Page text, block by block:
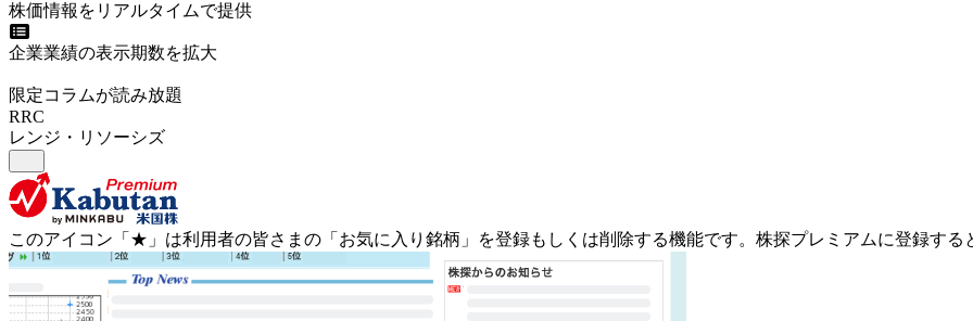
株価情報をリアルタイムで提供
企業業績の表示期数を拡大
限定コラムが読み放題
RRC
レンジ・リソーシズ
このアイコン 「★」 は利用者の皆さまの 「お気に入り銘柄」を登録もしくは削除する機能です。 株探プレミアムに登録する